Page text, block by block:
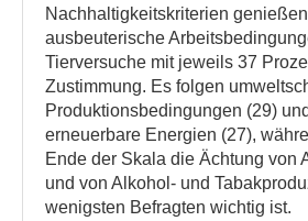
Nachhaltigkeitskriterien
ausbeuterische
Tierversuche mit jeweils 37
Zustimmung. Es folgen
Produktionsbedingungen (29)
erneuerbare Energien (27),
Ende der Skala die Ächtung von
und von Alkohol- und
wenigsten Befragten wichtig ist.